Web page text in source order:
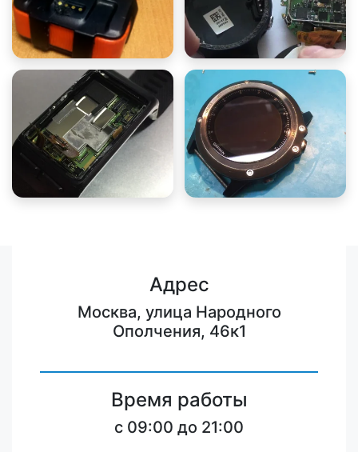
Адрес
Москва, улица Народного
Ополчения, 46к1
Время работы
c 09:00 до 21:00